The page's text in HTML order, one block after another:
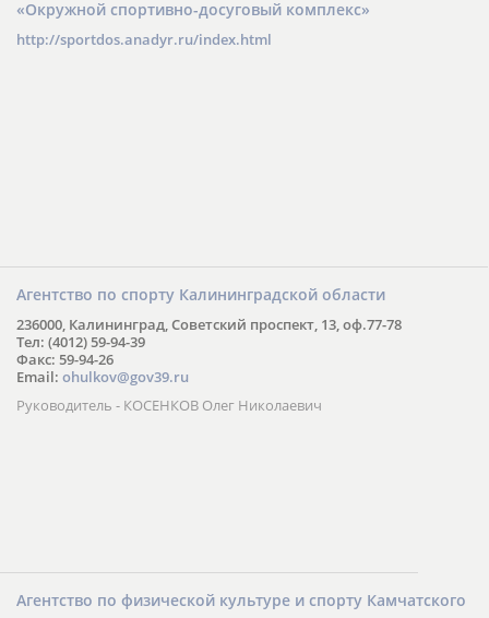
«Окружной спортивно-досуговый комплекс»
http://sportdos.anadyr.ru/index.html
Агентство по спорту Калининградской области
236000, Калининград, Советский проспект, 13, оф.77-78
Тел: (4012) 59-94-39
Факс: 59-94-26
Email: ohulkov@gov39.ru
Руководитель - КОСЕНКОВ Олег Николаевич
Агентство по физической культуре и спорту Камчатского